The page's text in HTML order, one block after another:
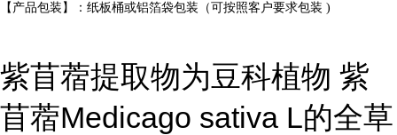
【产品包装】：纸板桶或铝箔袋包装（可按照客户要求包装 )
紫苜蓿提取物为豆科植物 紫
苜蓿Medicago sativa L的全草